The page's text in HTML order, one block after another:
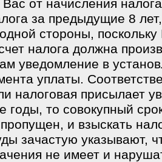
Вас от начисления
за предыдущие 8
стороны,
налога должна
уведомление в
уплаты.
налоговая присылает
годы, то совокупный
и взыскать
зачастую указывают,
не имеет и